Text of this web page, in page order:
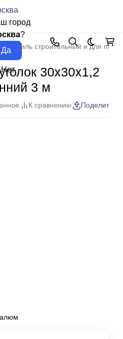
город
?
Темная
строительный и для
30х30х1,2
3 м
К сравнению Поделиться
алюм